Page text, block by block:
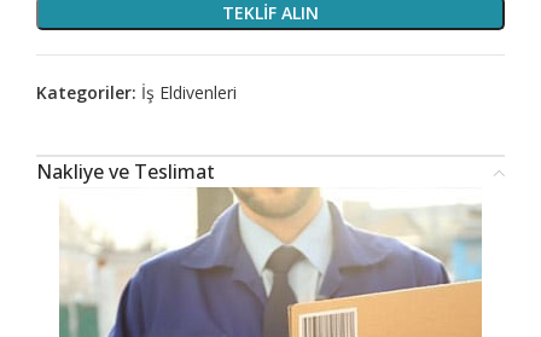
TEKLIF ALIN
Kategoriler: İş Eldivenleri
Nakliye ve Teslimat